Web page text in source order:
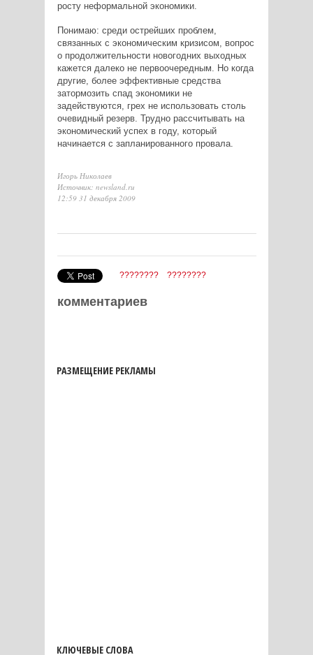
росту неформальной экономики.
Понимаю: среди острейших проблем,
связанных с экономическим кризисом, вопрос
о продолжительности новогодних выходных
кажется далеко не первоочередным. Но когда
другие, более эффективные средства
затормозить спад экономики не
задействуются, грех не использовать столь
очевидный резерв. Трудно рассчитывать на
экономический успех в году, который
начинается с запланированного провала.
Игорь Николаев
Источник: newsland.ru
12:59 31 декабря 2009
???????? ????????
комментариев
РАЗМЕЩЕНИЕ РЕКЛАМЫ
КЛЮЧЕВЫЕ СЛОВА